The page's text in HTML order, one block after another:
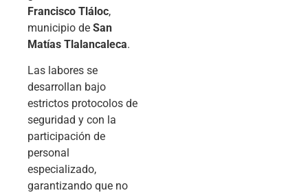
Francisco Tláloc,
municipio de San
Matías Tlalancaleca.
Las labores se
desarrollan bajo
estrictos protocolos de
seguridad y con la
participación de
personal
especializado,
garantizando que no